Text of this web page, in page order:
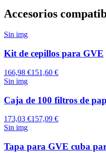
Accesorios
Sin img
Kit de cepillos para GVE
166,98 €151,60 €
Sin img
Caja de 100 filtros de
173,03 €157,09 €
Sin img
Tapa para GVE cuba